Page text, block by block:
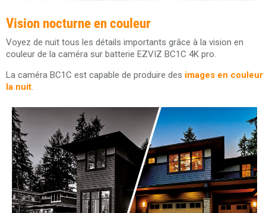
Vision nocturne en couleur
Voyez de nuit tous les détails importants grâce à la vision en
couleur de la caméra sur batterie EZVIZ BC1C 4K pro.
La caméra BC1C est capable de produire des images en couleur
la nuit.